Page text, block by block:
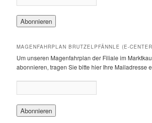
MAGENFAHRPLAN BRUTZELPFÄNNLE (E-
Um unseren Magenfahrplan der Filiale im
abonnieren, tragen Sie bitte hier Ihre Mailadresse